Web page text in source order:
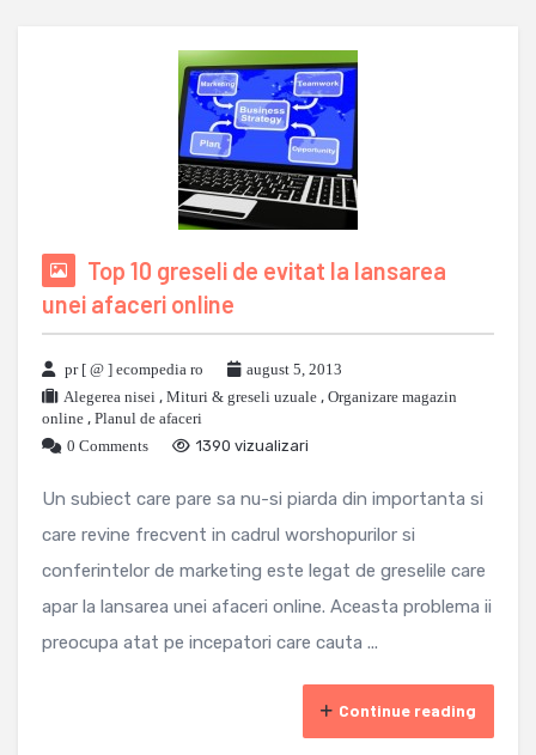
Top 10 greseli de evitat la lansarea
unei afaceri online
pr [ @ ] ecompedia ro
august 5, 2013
Alegerea nisei , Mituri & greseli uzuale , Organizare magazin
online , Planul de afaceri
0 Comments
1390 vizualizari
Un subiect care pare sa nu-si piarda din importanta si
care revine frecvent in cadrul worshopurilor si
conferintelor de marketing este legat de greselile care
apar la lansarea unei afaceri online. Aceasta problema ii
preocupa atat pe incepatori care cauta ...
Continue reading